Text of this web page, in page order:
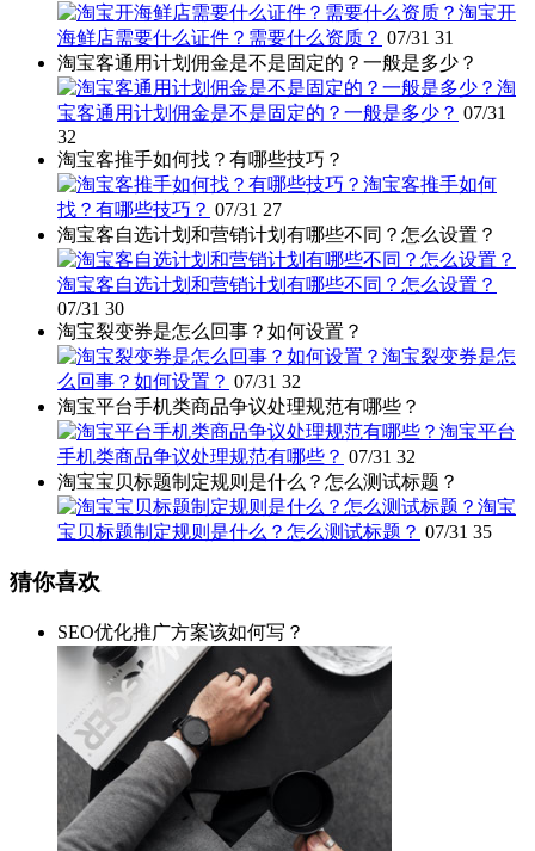
淘宝开
海鲜店需要什么证件？需要什么资质？ 07/31 31
淘宝客通用计划佣金是不是固定的？一般是多少？
淘
宝客通用计划佣金是不是固定的？一般是多少？ 07/31
32
淘宝客推手如何找？有哪些技巧？
淘宝客推手如何
找？有哪些技巧？ 07/31 27
淘宝客自选计划和营销计划有哪些不同？怎么设置？
淘宝客自选计划和营销计划有哪些不同？怎么设置？
07/31 30
淘宝裂变券是怎么回事？如何设置？
淘宝裂变券是怎
么回事？如何设置？ 07/31 32
淘宝平台手机类商品争议处理规范有哪些？
淘宝平台
手机类商品争议处理规范有哪些？ 07/31 32
淘宝宝贝标题制定规则是什么？怎么测试标题？
淘宝
宝贝标题制定规则是什么？怎么测试标题？ 07/31 35
猜你喜欢
SEO优化推广方案该如何写？